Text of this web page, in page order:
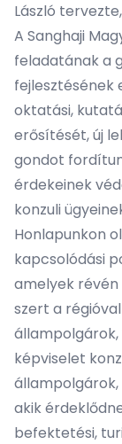
László
A Sanghaji
feladatának a
fejlesztésének
oktatási,
erősítését, új
gondot
érdekeinek
konzuli
Honlapunkon
kapcsolódási
amelyek
szert a
állampolgárok,
képviselet
állampolgárok,
akik
befektetési,